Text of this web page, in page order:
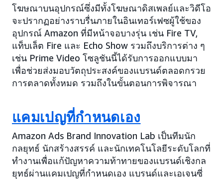
โฆษณาบนอุปกรณ์ซึ่งมีทั้งโฆษณาดิสเพลย์และวิดีโอ
จะปรากฏอย่างราบรื่นภายในอินเทอร์เฟซผู้ใช้ของ
อุปกรณ์ Amazon ที่มีหน้าจอบางรุ่น เช่น Fire TV,
แท็บเล็ต Fire และ Echo Show รวมถึงบริการต่าง ๆ
เช่น Prime Video โซลูชันนี้ได้รับการออกแบบมา
เพื่อช่วยส่งมอบวัตถุประสงค์ของแบรนด์ตลอดกรวย
การตลาดทั้งหมด รวมถึงในขั้นตอนการพิจารณา
แคมเปญที่กำหนดเอง
Amazon Ads Brand Innovation Lab เป็นทีมนัก
กลยุทธ์ นักสร้างสรรค์ และนักเทคโนโลยีระดับโลกที่
ทำงานเพื่อแก้ปัญหาความท้าทายของแบรนด์เชิงกล
ยุทธ์ผ่านแคมเปญที่กำหนดเอง แบรนด์และเอเจนซี่